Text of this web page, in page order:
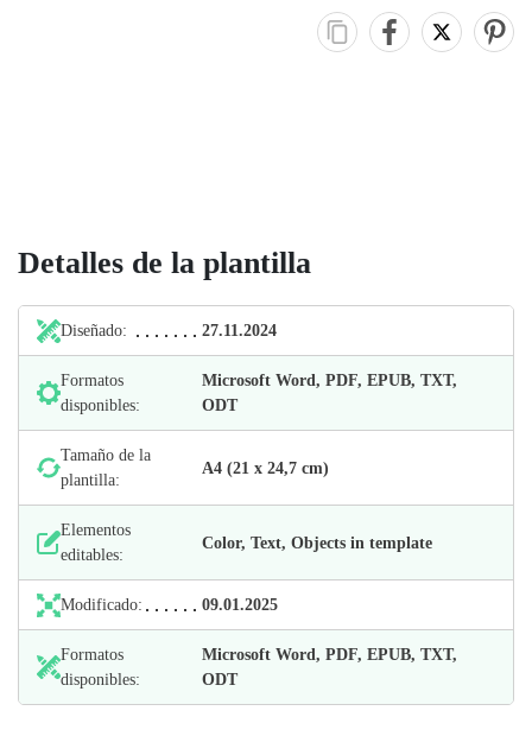
Detalles de la plantilla
Diseñado: 27.11.2024
Formatos
disponibles:
Microsoft Word, PDF, EPUB, TXT,
ODT
Tamaño de la
plantilla:
А4 (21 х 24,7 cm)
Elementos
editables:
Color, Text, Objects in template
Modificado: 09.01.2025
Formatos
disponibles:
Microsoft Word, PDF, EPUB, TXT,
ODT